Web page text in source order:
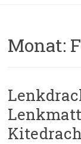
Monat: